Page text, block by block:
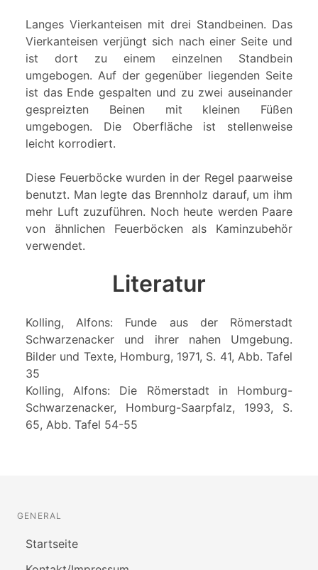
Langes Vierkanteisen mit drei Standbeinen. Das
Vierkanteisen verjüngt sich nach einer Seite und
ist dort zu einem einzelnen Standbein
umgebogen. Auf der gegenüber liegenden Seite
ist das Ende gespalten und zu zwei auseinander
gespreizten Beinen mit kleinen Füßen
umgebogen. Die Oberfläche ist stellenweise
leicht korrodiert.
Diese Feuerböcke wurden in der Regel paarweise
benutzt. Man legte das Brennholz darauf, um ihm
mehr Luft zuzuführen. Noch heute werden Paare
von ähnlichen Feuerböcken als Kaminzubehör
verwendet.
Literatur
Kolling, Alfons: Funde aus der Römerstadt
Schwarzenacker und ihrer nahen Umgebung.
Bilder und Texte, Homburg, 1971, S. 41, Abb. Tafel
35
Kolling, Alfons: Die Römerstadt in Homburg-
Schwarzenacker, Homburg-Saarpfalz, 1993, S.
65, Abb. Tafel 54-55
GENERAL
Startseite